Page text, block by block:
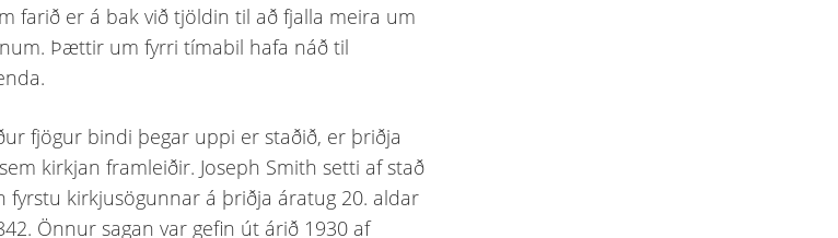
farið er á bak við tjöldin til að fjalla meira um
Þættir um fyrri tímabil hafa náð til
fjögur bindi þegar uppi er staðið, er þriðja
kirkjan framleiðir. Joseph Smith setti af stað
fyrstu kirkjusögunnar á þriðja áratug 20. aldar
Önnur sagan var gefin út árið 1930 af